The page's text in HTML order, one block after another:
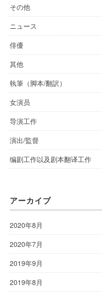
その他
ニュース
俳優
其他
執筆（脚本/翻訳）
女演员
导演工作
演出/監督
编剧工作以及剧本翻译工作
アーカイブ
2020年8月
2020年7月
2019年9月
2019年8月